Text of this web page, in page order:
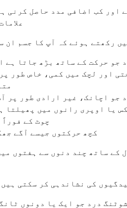
کب اضافی مدد حاصل کرنی
رکھتے ہوئے کہ آپ کا جسم ان
جو حرکت کے ساتھ بڑھ جاتا ہے
اور لچک میں کمی، خاص طور
جو اچانک، غیر ارادی طور پر
یا اوپری رانوں میں پھیلتا
چوٹ کے
کچھ حرکتوں جیسے آگے
کے ساتھ چند دنوں سے ہفتوں
کی نشاندہی کر سکتی
درد جو ایک یا دونوں